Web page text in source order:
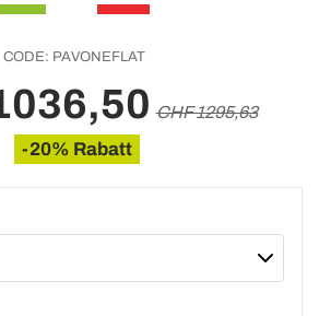
CODE: PAVONEFLAT
CHF 1295,63
-20% Rabatt